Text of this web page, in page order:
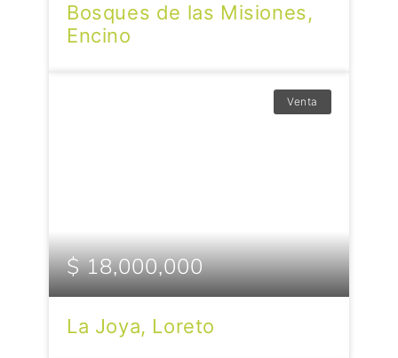
Bosques de las Misiones,
Encino
Venta
$ 18,000,000
La Joya, Loreto